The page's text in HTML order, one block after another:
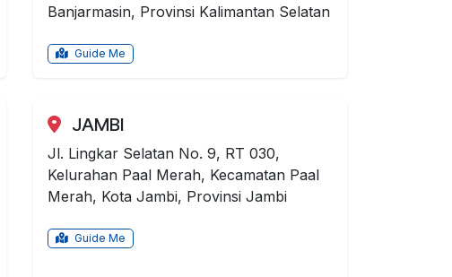
Banjarmasin, Provinsi Kalimantan Selatan
Guide Me
JAMBI
Jl. Lingkar Selatan No. 9, RT 030,
Kelurahan Paal Merah, Kecamatan Paal
Merah, Kota Jambi, Provinsi Jambi
Guide Me